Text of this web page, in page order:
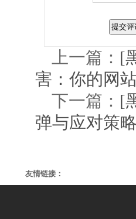
上一篇： [
害：你的网
下一篇： [
弹与应对策略
友情链接：